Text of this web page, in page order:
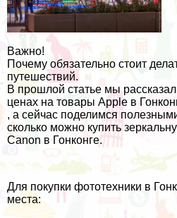
Важно!
Почему обязательно стоит
путешествий.
В прошлой статье мы
ценах на товары Apple в
, а сейчас поделимся
сколько можно купить
Canon в Гонконге.
Для покупки фототехники в
места: